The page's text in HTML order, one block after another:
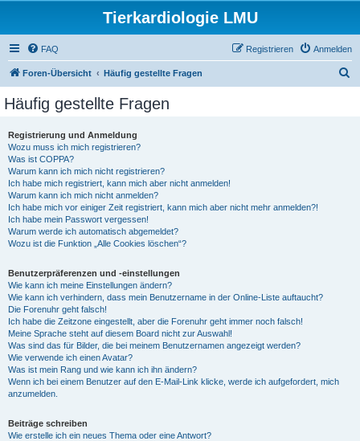
Tierkardiologie LMU
FAQ Anmelden
Registrieren
Foren-Übersicht Häufig gestellte Fragen
Häufig gestellte Fragen
Registrierung und Anmeldung
Wozu muss ich mich registrieren?
Was ist COPPA?
Warum kann ich mich nicht registrieren?
Ich habe mich registriert, kann mich aber nicht anmelden!
Warum kann ich mich nicht anmelden?
Ich habe mich vor einiger Zeit registriert, kann mich aber nicht mehr anmelden?!
Ich habe mein Passwort vergessen!
Warum werde ich automatisch abgemeldet?
Wozu ist die Funktion „Alle Cookies löschen“?
Benutzerpräferenzen und -einstellungen
Wie kann ich meine Einstellungen ändern?
Wie kann ich verhindern, dass mein Benutzername in der Online-Liste auftaucht?
Die Forenuhr geht falsch!
Ich habe die Zeitzone eingestellt, aber die Forenuhr geht immer noch falsch!
Meine Sprache steht auf diesem Board nicht zur Auswahl!
Was sind das für Bilder, die bei meinem Benutzernamen angezeigt werden?
Wie verwende ich einen Avatar?
Was ist mein Rang und wie kann ich ihn ändern?
Wenn ich bei einem Benutzer auf den E-Mail-Link klicke, werde ich aufgefordert, mich
anzumelden.
Beiträge schreiben
Wie erstelle ich ein neues Thema oder eine Antwort?